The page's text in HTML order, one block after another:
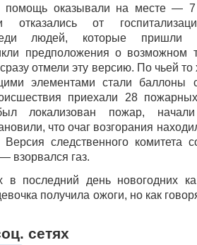
помощь оказывали на месте — 7
отказались от
людей, которые пришли
предположения о возможном
отмели эту версию. По чьей то
элементами стали баллоны
приехали 28
локализован пожар, начали
что очаг возгорания
следственного комитета
взорвался газ.
в последний день новогодних
получила ожоги, но как
сетях